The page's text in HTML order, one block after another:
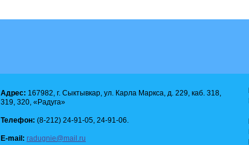
Адрес: 167982, г. Сыктывкар, ул. Карла Маркса, д. 229, каб. 318,
319, 320, «Радуга»
Телефон: (8-212) 24-91-05, 24-91-06.
E-mail: radugnie@mail.ru